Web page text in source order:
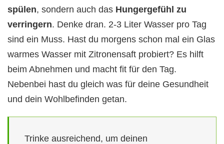
spülen, sondern auch das Hungergefühl zu
verringern. Denke dran. 2-3 Liter Wasser pro Tag
sind ein Muss. Hast du morgens schon mal ein Glas
warmes Wasser mit Zitronensaft probiert? Es hilft
beim Abnehmen und macht fit für den Tag.
Nebenbei hast du gleich was für deine Gesundheit
und dein Wohlbefinden getan.
Trinke ausreichend, um deinen